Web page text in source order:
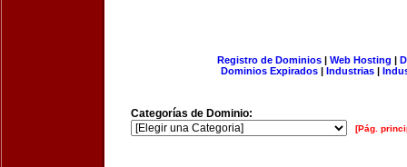
Registro de Dominios| Web Hosting |
Dominios Expirados | Industrias |
Categorías de Dominio:
[Pág.